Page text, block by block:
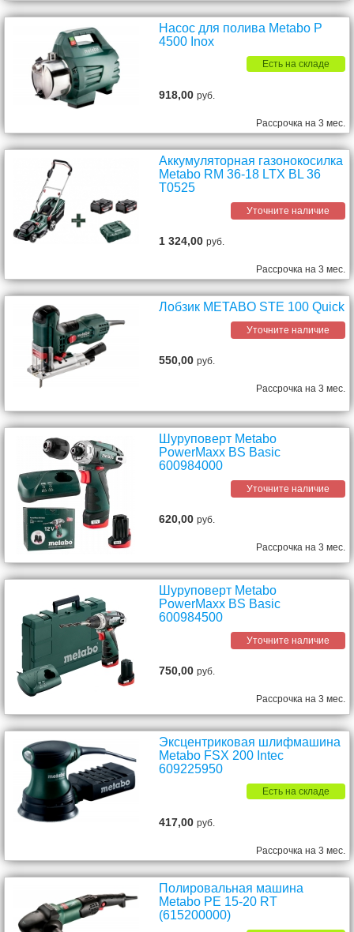
Насос для полива Metabo P
4500 Inox
Есть на складе
918,00руб.
Рассрочка на 3 мес.
Аккумуляторная газонокосилка
Metabo RM 36-18 LTX BL 36
T0525
Уточните наличие
1 324,00руб.
Рассрочка на 3 мес.
Лобзик METABO STE 100 Quick
Уточните наличие
550,00руб.
Рассрочка на 3 мес.
Шуруповерт Metabo
PowerMaxx BS Basic
600984000
Уточните наличие
620,00руб.
Рассрочка на 3 мес.
Шуруповерт Metabo
PowerMaxx BS Basic
600984500
Уточните наличие
750,00руб.
Рассрочка на 3 мес.
Эксцентриковая шлифмашина
Metabo FSX 200 Intec
609225950
Есть на складе
417,00руб.
Рассрочка на 3 мес.
Полировальная машина
Metabo PE 15-20 RT
(615200000)